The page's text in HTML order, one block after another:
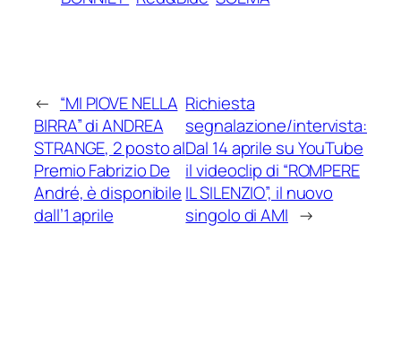
← “MI PIOVE NELLA
BIRRA” di ANDREA
STRANGE, 2 posto al
Premio Fabrizio De
André, è disponibile
dall’1 aprile
Richiesta
segnalazione/intervista:
Dal 14 aprile su YouTube
il videoclip di “ROMPERE
IL SILENZIO”, il nuovo
singolo di AMI →